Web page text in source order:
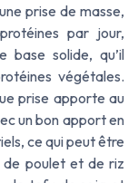
prise de masse,
par jour,
base solide, qu’il
végétales.
prise apporte au
un bon apport en
ce qui peut être
de poulet et de riz